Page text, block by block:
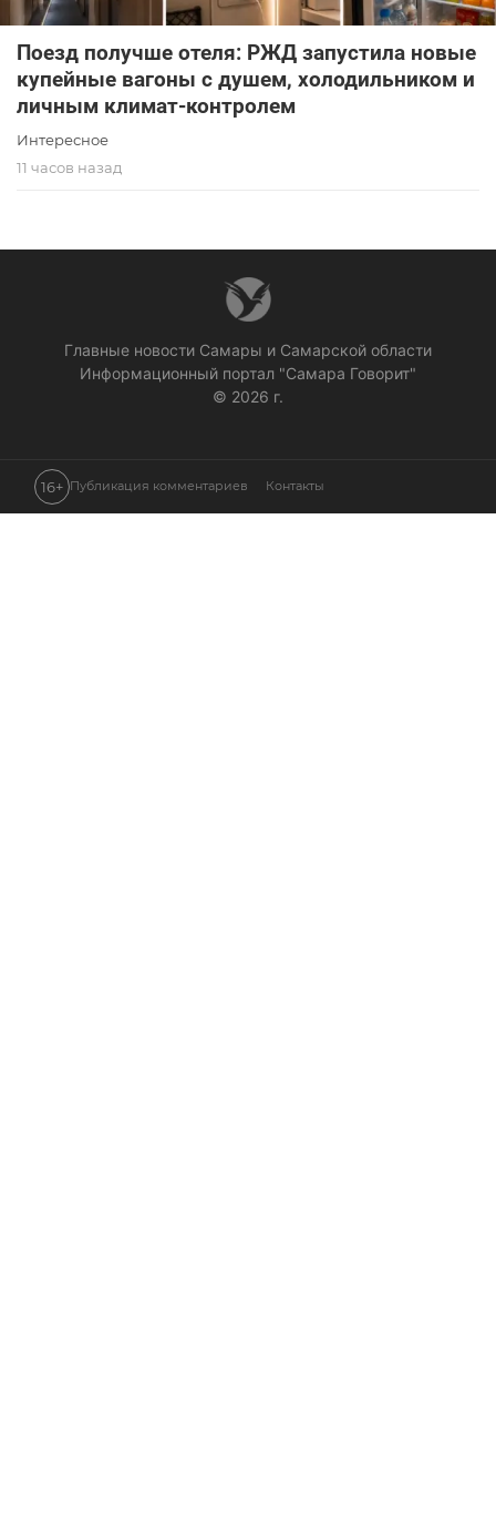
Поезд получше отеля: РЖД запустила новые
купейные вагоны с душем, холодильником и
личным климат-контролем
Интересное
11 часов назад
Главные новости Самары и Самарской области
Информационный портал "Самара Говорит"
© 2026 г.
16+ Публикация комментариев Контакты